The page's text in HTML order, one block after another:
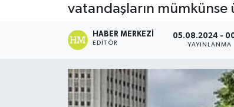
vatandaşların mümkünse
HABER MERKEZI
EDITÖR
05.08.2024 -
YAYINLANMA
EĞİTİM
SAĞLIK
MAGAZİN
Son Dakika Haberleri
Haber Arşivi